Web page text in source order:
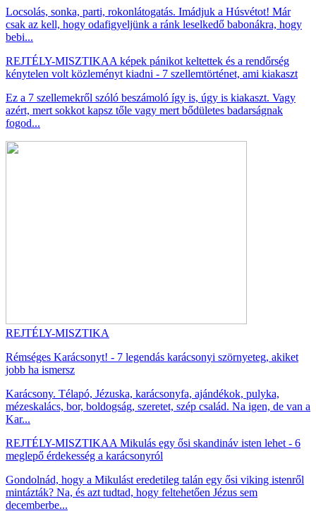
Locsolás, sonka, parti, rokonlátogatás. Imádjuk a Húsvétot! Már
csak az kell, hogy odafigyeljünk a ránk leselkedő babonákra, hogy
bebi...
REJTÉLY-MISZTIKAA képek pánikot keltettek és a rendőrség
kénytelen volt közleményt kiadni - 7 szellemtörténet, ami kiakaszt
Ez a 7 szellemekről szóló beszámoló így is, úgy is kiakaszt. Vagy
azért, mert sokkot kapsz tőle vagy mert bődületes badarságnak
fogod...
REJTÉLY-MISZTIKA
Rémséges Karácsonyt! - 7 legendás karácsonyi szörnyeteg, akiket
jobb ha ismersz
Karácsony. Télapó, Jézuska, karácsonyfa, ajándékok, pulyka,
mézeskalács, bor, boldogság, szeretet, szép család. Na igen, de van a
Kar...
REJTÉLY-MISZTIKAA Mikulás egy ősi skandináv isten lehet - 6
meglepő érdekesség a karácsonyról
Gondolnád, hogy a Mikulást eredetileg talán egy ősi viking istenről
mintázták? Na, és azt tudtad, hogy feltehetően Jézus sem
decemberbe...